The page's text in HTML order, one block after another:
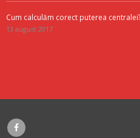
Cum calculăm corect puterea centralei?
13 august 2017